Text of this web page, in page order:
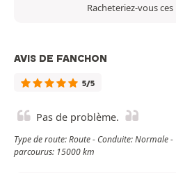
Racheteriez-vous ces
AVIS DE FANCHON
5/5
Pas de problème.
Type de route: Route - Conduite: Normale
parcourus: 15000 km